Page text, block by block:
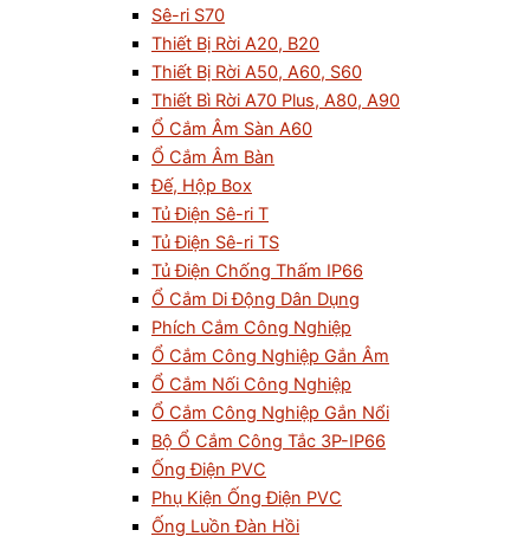
Sê-ri S70
Thiết Bị Rời A20, B20
Thiết Bị Rời A50, A60, S60
Thiết Bì Rời A70 Plus, A80, A90
Ổ Cắm Âm Sàn A60
Ổ Cắm Âm Bàn
Đế, Hộp Box
Tủ Điện Sê-ri T
Tủ Điện Sê-ri TS
Tủ Điện Chống Thấm IP66
Ổ Cắm Di Động Dân Dụng
Phích Cắm Công Nghiệp
Ổ Cắm Công Nghiệp Gắn Âm
Ổ Cắm Nối Công Nghiệp
Ổ Cắm Công Nghiệp Gắn Nổi
Bộ Ổ Cắm Công Tắc 3P-IP66
Ống Điện PVC
Phụ Kiện Ống Điện PVC
Ống Luồn Đàn Hồi